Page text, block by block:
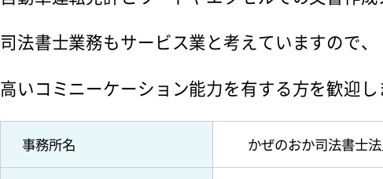
司法書士業務もサービス業と考えていますので、
高いコミニーケーション能力を有する方を歓迎し
事務所名 かぜのおか司法書士